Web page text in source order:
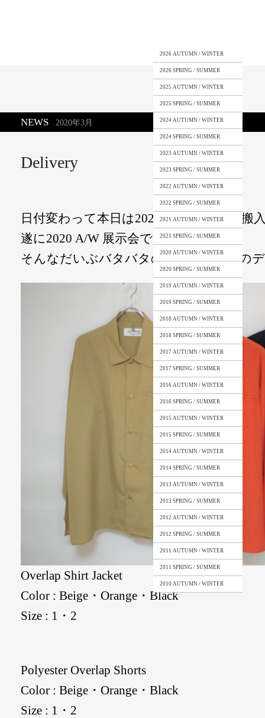
2026 AUTUMN / WINTER
2026 SPRING / SUMMER
2025 AUTUMN / WINTER
2025 SPRING / SUMMER
2024 AUTUMN / WINTER
2024 SPRING / SUMMER
2023 AUTUMN / WINTER
2023 SPRING / SUMMER
2022 AUTUMN / WINTER
2022 SPRING / SUMMER
2021 AUTUMN / WINTER
2021 SPRING / SUMMER
2020 AUTUMN / WINTER
2020 SPRING / SUMMER
2019 AUTUMN / WINTER
2019 SPRING / SUMMER
2018 AUTUMN / WINTER
2018 SPRING / SUMMER
2017 AUTUMN / WINTER
2017 SPRING / SUMMER
2016 AUTUMN / WINTER
2016 SPRING / SUMMER
2015 AUTUMN / WINTER
2015 SPRING / SUMMER
2014 AUTUMN / WINTER
2014 SPRING / SUMMER
2013 AUTUMN / WINTER
2013 SPRING / SUMMER
2012 AUTUMN / WINTER
2012 SPRING / SUMMER
2011 AUTUMN / WINTER
2011 SPRING / SUMMER
2010 AUTUMN / WINTER
NEWS 2020年3月
Delivery
日付変わって本日は2020 A/W 展示会の搬
遂に2020 A/W 展示会です。
そんなだいぶバタバタの中で2020 S/S の
Overlap Shirt Jacket
Color : Beige・Orange・Black
Size : 1・2
Polyester Overlap Shorts
Color : Beige・Orange・Black
Size : 1・2